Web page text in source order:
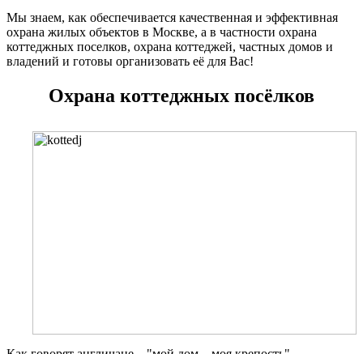
Мы знаем, как обеспечивается качественная и эффективная
охрана жилых объектов в Москве, а в частности охрана
коттеджных поселков, охрана коттеджей, частных домов и
владений и готовы организовать её для Вас!
Охрана коттеджных посёлков